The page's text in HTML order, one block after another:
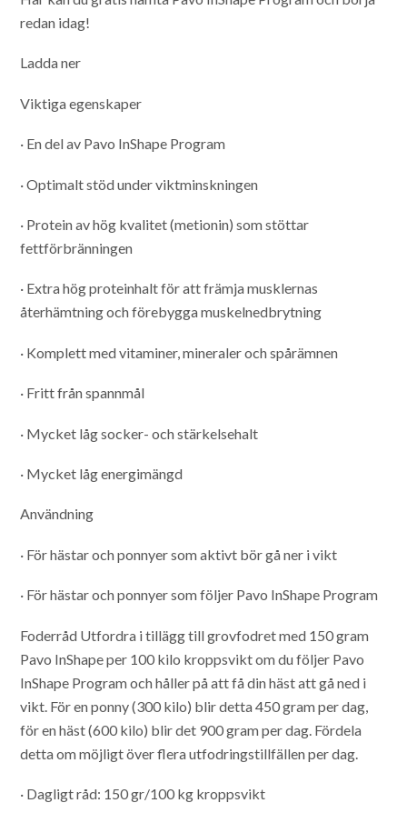
redan idag!
Ladda ner
Viktiga egenskaper
· En del av Pavo InShape Program
· Optimalt stöd under viktminskningen
· Protein av hög kvalitet (metionin) som stöttar
fettförbränningen
· Extra hög proteinhalt för att främja musklernas
återhämtning och förebygga muskelnedbrytning
· Komplett med vitaminer, mineraler och spårämnen
· Fritt från spannmål
· Mycket låg socker- och stärkelsehalt
· Mycket låg energimängd
Användning
· För hästar och ponnyer som aktivt bör gå ner i vikt
· För hästar och ponnyer som följer Pavo InShape Program
Foderråd Utfordra i tillägg till grovfodret med 150 gram
Pavo InShape per 100 kilo kroppsvikt om du följer Pavo
InShape Program och håller på att få din häst att gå ned i
vikt. För en ponny (300 kilo) blir detta 450 gram per dag,
för en häst (600 kilo) blir det 900 gram per dag. Fördela
detta om möjligt över flera utfodringstillfällen per dag.
· Dagligt råd: 150 gr/100 kg kroppsvikt